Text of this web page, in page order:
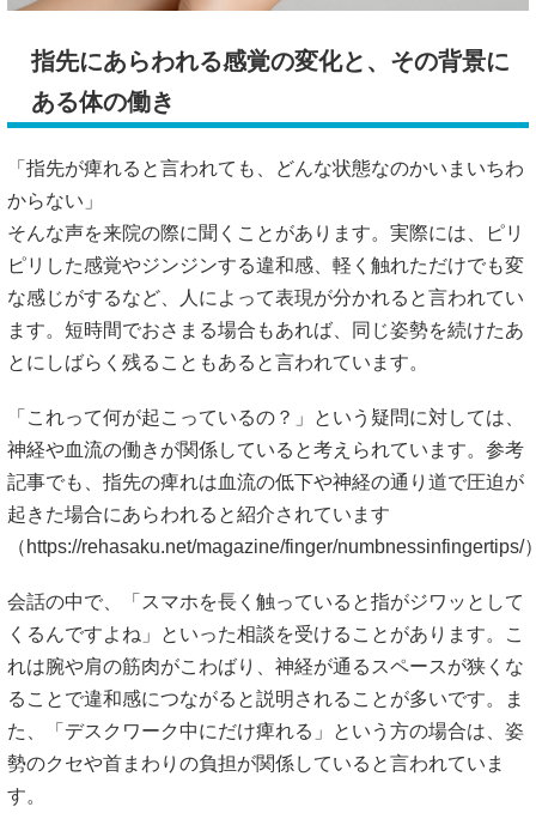
指先にあらわれる感覚の変化と、その背景に
ある体の働き
「指先が痺れると言われても、どんな状態なのかいまいちわ
からない」
そんな声を来院の際に聞くことがあります。実際には、ピリ
ピリした感覚やジンジンする違和感、軽く触れただけでも変
な感じがするなど、人によって表現が分かれると言われてい
ます。短時間でおさまる場合もあれば、同じ姿勢を続けたあ
とにしばらく残ることもあると言われています。
「これって何が起こっているの？」という疑問に対しては、
神経や血流の働きが関係していると考えられています。参考
記事でも、指先の痺れは血流の低下や神経の通り道で圧迫が
起きた場合にあらわれると紹介されています
（ https://rehasaku.net/magazine/finger/numbnessinfingertips/
会話の中で、「スマホを長く触っていると指がジワッとして
くるんですよね」といった相談を受けることがあります。こ
れは腕や肩の筋肉がこわばり、神経が通るスペースが狭くな
ることで違和感につながると説明されることが多いです。ま
た、「デスクワーク中にだけ痺れる」という方の場合は、姿
勢のクセや首まわりの負担が関係していると言われていま
す。